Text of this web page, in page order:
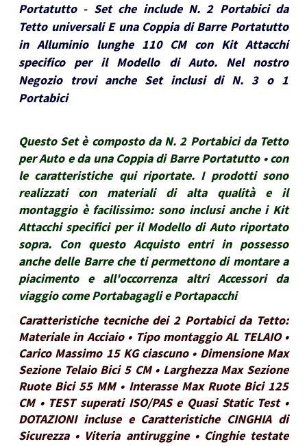
Portatutto - Set che include N. 2 Portabici da
Tetto universali E una Coppia di Barre Portatutto
in Alluminio lunghe 110 CM con Kit Attacchi
specifico per il Modello di Auto. Nel nostro
Negozio trovi anche Set inclusi di N. 3 o 1
Portabici
Questo Set è composto da N. 2 Portabici da Tetto
per Auto e da una Coppia di Barre Portatutto • con
le caratteristiche qui riportate. I prodotti sono
realizzati con materiali di alta qualità e il
montaggio è facilissimo: sono inclusi anche i Kit
Attacchi specifici per il Modello di Auto riportato
sopra. Con questo Acquisto entri in possesso
anche delle Barre che ti permettono di montare a
piacimento e all'occorrenza altri Accessori da
viaggio come Portabagagli e Portapacchi
Caratteristiche tecniche dei 2 Portabici da Tetto:
Materiale in Acciaio • Tipo montaggio AL TELAIO •
Carico Massimo 15 KG ciascuno • Dimensione Max
Sezione Telaio Bici 5 CM • Larghezza Max Sezione
Ruote Bici 55 MM • Interasse Max Ruote Bici 125
CM • TEST superati ISO/PAS e Quasi Static Test •
DOTAZIONI incluse e Caratteristiche CINGHIA di
Sicurezza • Viteria antiruggine • Cinghie testate